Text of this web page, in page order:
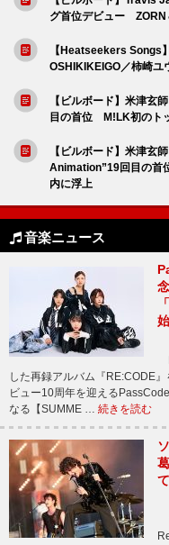
グ首位デビュー ZORN
【Heatseekers
OSHIKIKEIGO／柿崎ユ
【ビルボード】米津玄
目の首位 M!LK初のト
【ビルボード】米津玄
Animation”19回目の首
内に浮上
音楽ニュース
始
した再録アルバム『RE:CODE
ビュー10周年を迎える
なる【SUMME … 続きを読む